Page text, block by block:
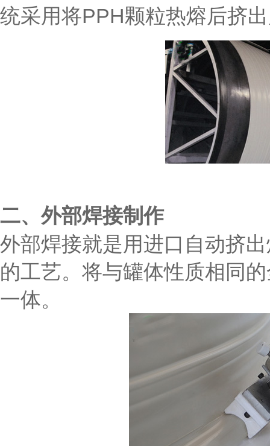
统采用将PPH颗粒热熔后挤
二、外部焊接制作
外部焊接就是用进口自动挤
的工艺。将与罐体性质相同
一体。